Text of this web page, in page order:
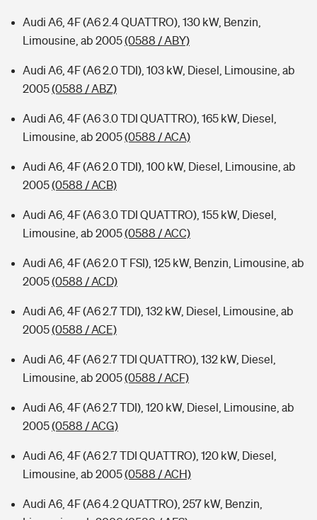
Audi A6, 4F (A6 2.4 QUATTRO), 130 kW, Benzin,
Limousine, ab 2005(0588 / ABY)
Audi A6, 4F (A6 2.0 TDI), 103 kW, Diesel, Limousine, ab
2005(0588 / ABZ)
Audi A6, 4F (A6 3.0 TDI QUATTRO), 165 kW, Diesel,
Limousine, ab 2005(0588 / ACA)
Audi A6, 4F (A6 2.0 TDI), 100 kW, Diesel, Limousine, ab
2005(0588 / ACB)
Audi A6, 4F (A6 3.0 TDI QUATTRO), 155 kW, Diesel,
Limousine, ab 2005(0588 / ACC)
Audi A6, 4F (A6 2.0 T FSI), 125 kW, Benzin, Limousine, ab
2005(0588 / ACD)
Audi A6, 4F (A6 2.7 TDI), 132 kW, Diesel, Limousine, ab
2005(0588 / ACE)
Audi A6, 4F (A6 2.7 TDI QUATTRO), 132 kW, Diesel,
Limousine, ab 2005(0588 / ACF)
Audi A6, 4F (A6 2.7 TDI), 120 kW, Diesel, Limousine, ab
2005(0588 / ACG)
Audi A6, 4F (A6 2.7 TDI QUATTRO), 120 kW, Diesel,
Limousine, ab 2005(0588 / ACH)
Audi A6, 4F (A6 4.2 QUATTRO), 257 kW, Benzin,